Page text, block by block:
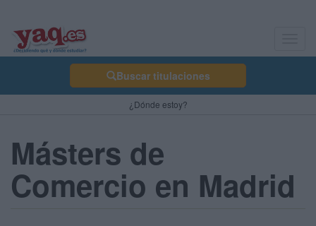
Buscar titulaciones
¿Dónde estoy?
Másters de
Comercio en Madrid